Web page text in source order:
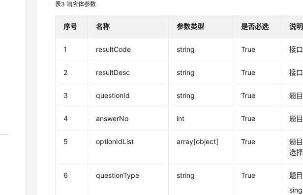
表3响应体参数
序号 名称 参数类型 是否必选 说明
1 resultCode string True 接
2 resultDesc string True 接
3 questionId string True 题
4 answerNo int True 题
5 optionIdList array[object] True
题
选
6 questionType string True
题